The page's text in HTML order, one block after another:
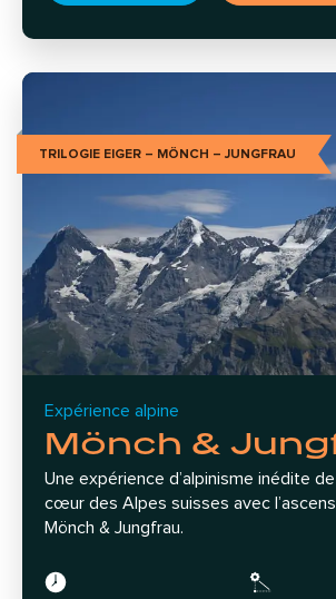
TRILOGIE EIGER – MÖNCH – JUNGFRAU
Expérience alpine
Mönch &
Une expérience d’alpinisme inédite
cœur des Alpes suisses avec
Mönch & Jungfrau.